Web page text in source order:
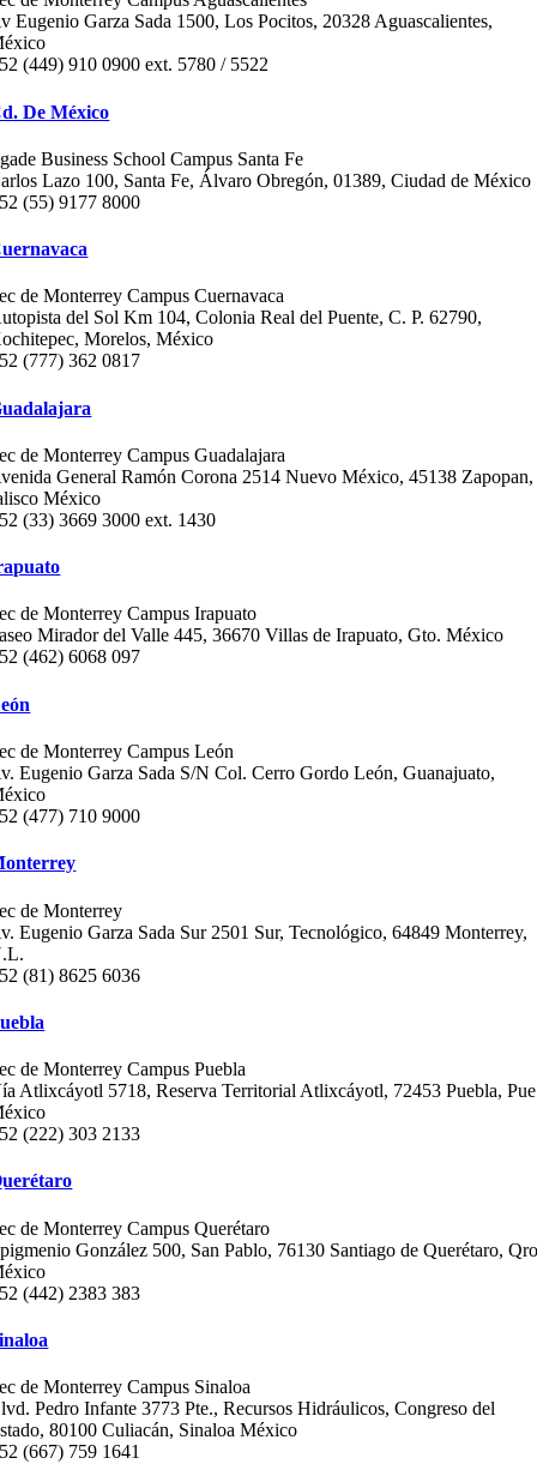
Eugenio Garza Sada 1500, Los Pocitos, 20328 Aguascalientes,
(449) 910 0900 ext. 5780 / 5522
De México
Business School Campus Santa Fe
Lazo 100, Santa Fe, Álvaro Obregón, 01389, Ciudad de México
(55) 9177 8000
de Monterrey Campus Cuernavaca
del Sol Km 104, Colonia Real del Puente, C. P. 62790,
Morelos, México
(777) 362 0817
de Monterrey Campus Guadalajara
General Ramón Corona 2514 Nuevo México, 45138 Zapopan,
México
(33) 3669 3000 ext. 1430
de Monterrey Campus Irapuato
Mirador del Valle 445, 36670 Villas de Irapuato, Gto. México
(462) 6068 097
de Monterrey Campus León
Eugenio Garza Sada S/N Col. Cerro Gordo León, Guanajuato,
(477) 710 9000
de Monterrey
Eugenio Garza Sada Sur 2501 Sur, Tecnológico, 64849 Monterrey,
(81) 8625 6036
de Monterrey Campus Puebla
Atlixcáyotl 5718, Reserva Territorial Atlixcáyotl, 72453 Puebla,
(222) 303 2133
de Monterrey Campus Querétaro
González 500, San Pablo, 76130 Santiago de Querétaro,
(442) 2383 383
de Monterrey Campus Sinaloa
Pedro Infante 3773 Pte., Recursos Hidráulicos, Congreso del
80100 Culiacán, Sinaloa México
(667) 759 1641